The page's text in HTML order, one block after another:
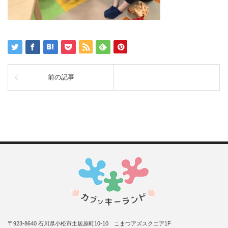
前の記事
〒923-8640 石川県小松市土居原町10-10 こまつアズスクエア1F